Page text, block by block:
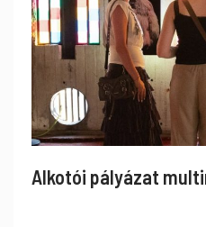
Alkotói pályázat